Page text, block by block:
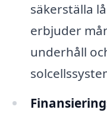
säkerställa
erbjuder
underhåll